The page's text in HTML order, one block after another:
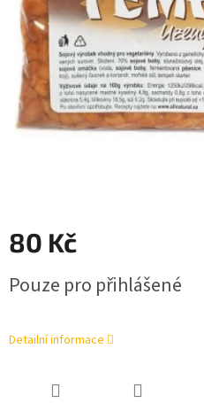
80 Kč
cena:
Pouze pro přihlášené
Detailní informace